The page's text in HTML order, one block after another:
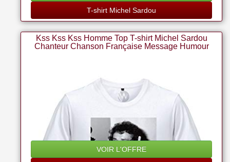
T-shirt Michel Sardou
Kss Kss Kss Homme Top T-shirt Michel Sardou
Chanteur Chanson Française Message Humour
VOIR L'OFFRE